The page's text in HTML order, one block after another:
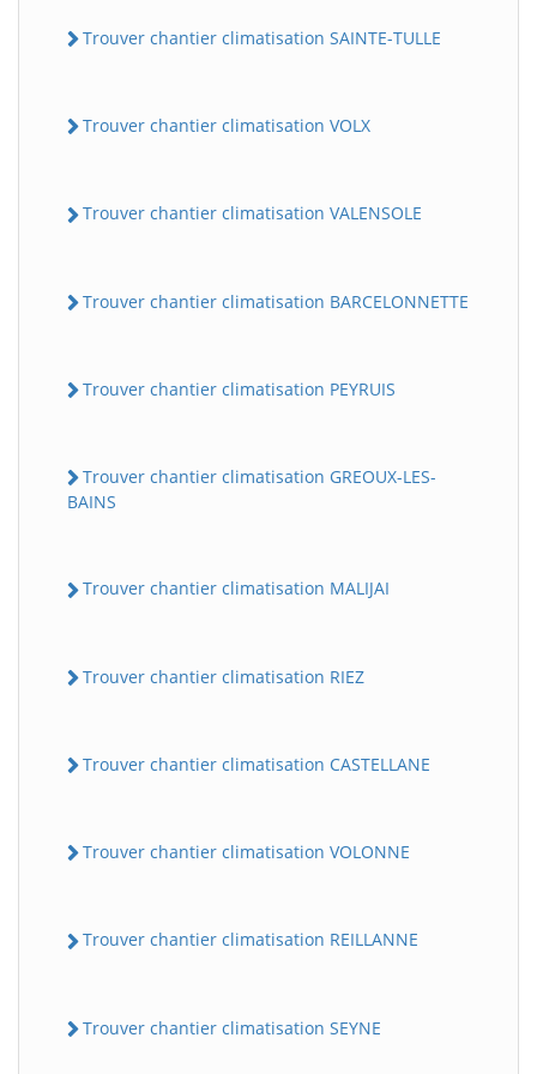
Trouver chantier climatisation SAINTE-TULLE
Trouver chantier climatisation VOLX
Trouver chantier climatisation VALENSOLE
Trouver chantier climatisation BARCELONNETTE
Trouver chantier climatisation PEYRUIS
Trouver chantier climatisation GREOUX-LES-
BAINS
Trouver chantier climatisation MALIJAI
Trouver chantier climatisation RIEZ
Trouver chantier climatisation CASTELLANE
Trouver chantier climatisation VOLONNE
Trouver chantier climatisation REILLANNE
Trouver chantier climatisation SEYNE